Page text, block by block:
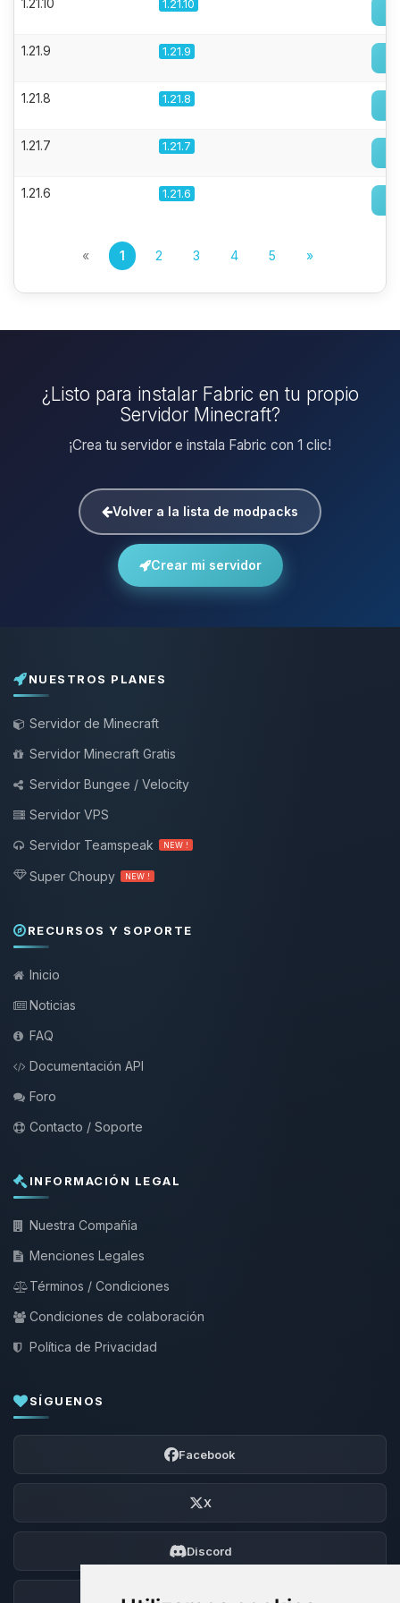
1.21.10 1.21.10
1.21.9 1.21.9
1.21.8 1.21.8
1.21.7 1.21.7
1.21.6 1.21.6
« 1 2 3 4 5 »
¿Listo para instalar Fabric en tu propio
Servidor Minecraft?
¡Crea tu servidor e instala Fabric con 1 clic!
Volver a la lista de modpacks
Crear mi servidor
NUESTROS PLANES
Servidor de Minecraft
Servidor Minecraft Gratis
Servidor Bungee / Velocity
Servidor VPS
Servidor Teamspeak
NEW !
Super Choupy NEW !
RECURSOS Y SOPORTE
Inicio
Noticias
FAQ
Documentación API
Foro
Contacto / Soporte
INFORMACIÓN LEGAL
Nuestra Compañía
Menciones Legales
Términos / Condiciones
Condiciones de colaboración
Política de Privacidad
SÍGUENOS
Facebook
X
Discord
Foro